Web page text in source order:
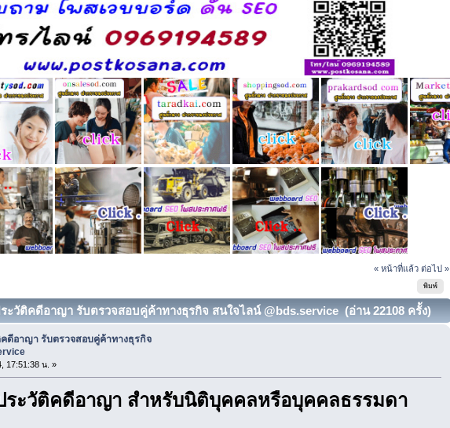
« หน้าที่แล้ว ต่อไป »
พิมพ์
ะวัติคดีอาญา รับตรวจสอบคู่ค้าทางธุรกิจ สนใจไลน์ @bds.service (อ่าน 22108 ครั้ง)
ดีอาญา รับตรวจสอบคู่ค้าทางธุรกิจ
17:51:38 น. »
ระวัติคดีอาญา สำหรับนิติบุคคลหรือบุคคลธรรมดา